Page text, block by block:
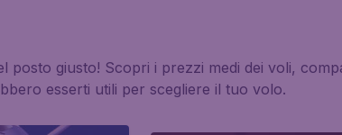
posto giusto! Scopri i prezzi medi dei voli,
esserti utili per scegliere il tuo volo.